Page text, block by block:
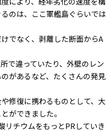
のは、ここ軍艦島ぐらいでは
でなく、剥離した断面からA
で違っていたり、外壁のレン
があるなど、たくさんの発見
修復に携わるものとして、大
ができました。
リチウムをもっとPRしていき